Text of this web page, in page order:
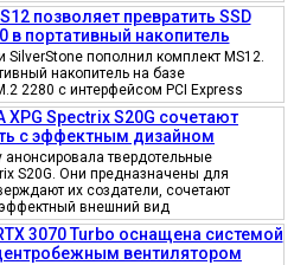
позволяет превратить SSD
в портативный накопитель
SilverStone пополнил комплект MS12.
накопитель на базе
2280 с интерфейсом PCI Express
XPG Spectrix S20G сочетают
с эффектным дизайном
твердотельные
S20G. Они предназначены для
их создатели, сочетают
внешний вид
3070 Turbo оснащена системой
вентилятором